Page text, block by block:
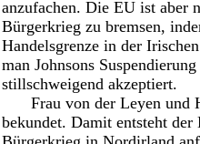
anzufachen. Die EU ist aber
Bürgerkrieg zu bremsen,
Handelsgrenze in der
man Johnsons
stillschweigend akzeptiert.
Frau von der Leyen und
bekundet. Damit entsteht der